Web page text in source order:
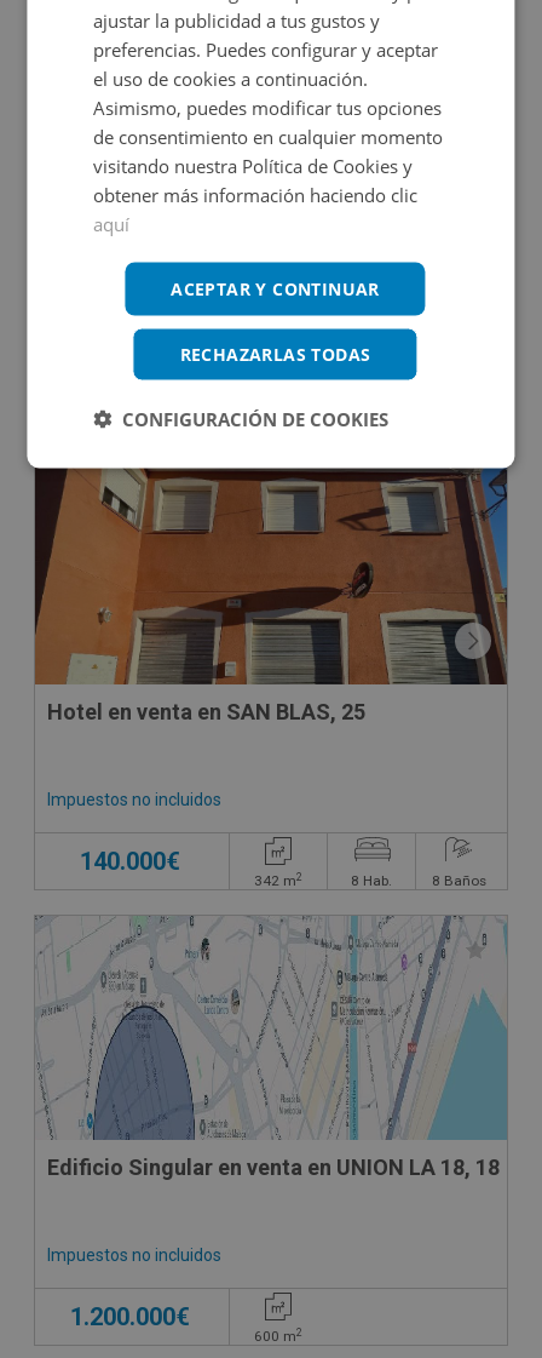
DECO VIRTUAL
Edificio Singular en venta en CL ORIENTE, 9
Impuestos no incluidos
264.000€
437m2 11Hab.
CONDICIONES ESPECIALES
Hotel en venta en SAN BLAS, 25
Impuestos no incluidos
140.000€
342 m2 8 Hab. 8 Baños
Edificio Singular en venta en UNION LA 18, 18
Impuestos no incluidos
1.200.000€
600 m2
ajustar la publicidad a tus gustos y
preferencias. Puedes configurar y aceptar
el uso de cookies a continuación.
Asimismo, puedes modificar tus opciones
de consentimiento en cualquier momento
visitando nuestra Política de Cookies y
obtener más información haciendo clic
aquí
ACEPTAR Y CONTINUAR
RECHAZARLAS TODAS
CONFIGURACIÓN DE COOKIES